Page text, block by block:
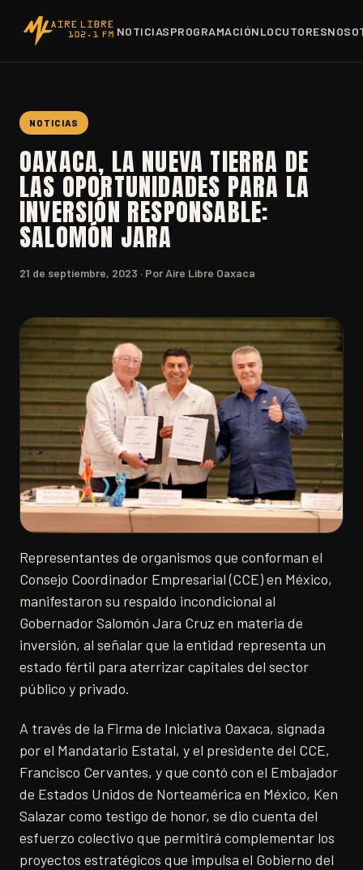
NOTICIASPROGRAMACIÓNLOCUTORES
NOTICIAS
OAXACA, LA NUEVA TIERRA DE
LAS OPORTUNIDADES PARA LA
INVERSIÓN RESPONSABLE:
SALOMÓN JARA
21 de septiembre, 2023 · Por Aire Libre Oaxaca
Representantes de organismos que conforman el
Consejo Coordinador Empresarial (CCE) en México,
manifestaron su respaldo incondicional al
Gobernador Salomón Jara Cruz en materia de
inversión, al señalar que la entidad representa un
estado fértil para aterrizar capitales del sector
público y privado.
A través de la Firma de Iniciativa Oaxaca, signada
por el Mandatario Estatal, y el presidente del CCE,
Francisco Cervantes, y que contó con el Embajador
de Estados Unidos de Norteamérica en México, Ken
Salazar como testigo de honor, se dio cuenta del
esfuerzo colectivo que permitirá complementar los
proyectos estratégicos que impulsa el Gobierno del